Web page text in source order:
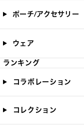
ポーチ/アクセサリー
ウェア
ランキング
コラボレーション
コレクション